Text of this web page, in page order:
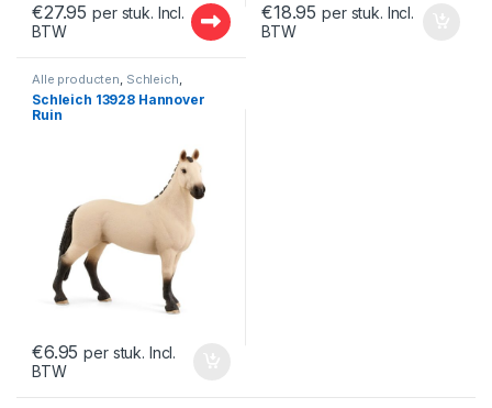
€27.95 per stuk. Incl.
BTW
€18.95 per stuk. Incl.
BTW
Alle producten, Schleich,
Speelfiguren- En Sets
Speelfiguren- En Sets
Schleich 13928 Hannover
Ruin
€6.95 per stuk. Incl.
BTW